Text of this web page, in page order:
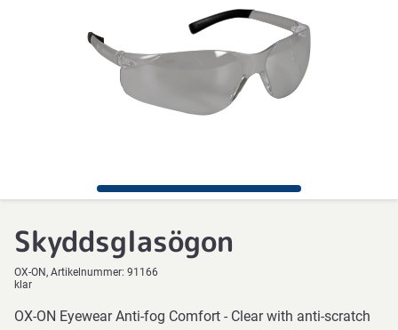
Skyddsglasögon
OX-ON Artikelnummer: 91166
klar
OX-ON Eyewear Anti-fog Comfort - Clear with anti-scratch